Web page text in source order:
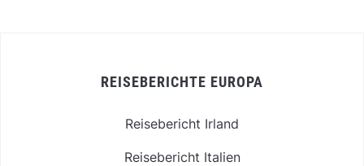
REISEBERICHTE EUROPA
Reisebericht Irland
Reisebericht Italien